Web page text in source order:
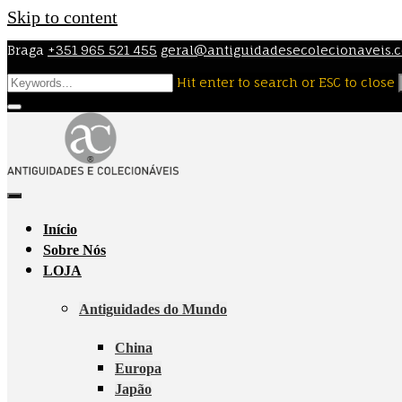
Skip to content
Braga +351 965 521 455
Hit enter to search or ESC to close
Início
Sobre Nós
LOJA
Antiguidades do Mundo
China
Europa
Japão